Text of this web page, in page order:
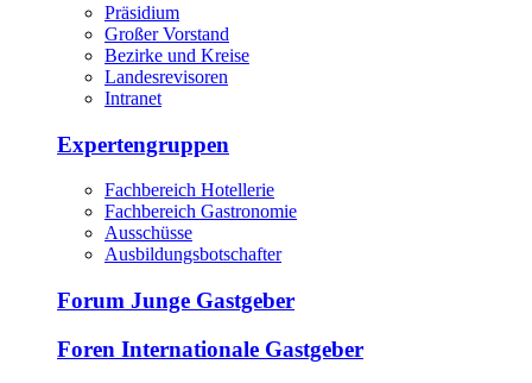
Präsidium
Großer Vorstand
Bezirke und Kreise
Landesrevisoren
Intranet
Expertengruppen
Fachbereich Hotellerie
Fachbereich Gastronomie
Ausschüsse
Ausbildungsbotschafter
Forum Junge Gastgeber
Foren Internationale Gastgeber